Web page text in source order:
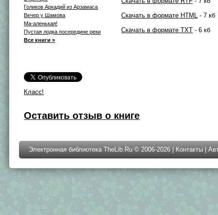
Голиков Аркадий из Арзамаса
Вечер у Шамова
Ма-аленькая!
Пустая лодка посередине реки
Все книги »
Класс!
Скачать в формате HTML - 7 кб
Скачать в формате TXT - 6 кб
Оставить отзыв о книге
Электронная библиотека TheLib.Ru © 2006-2026 | Контакты |